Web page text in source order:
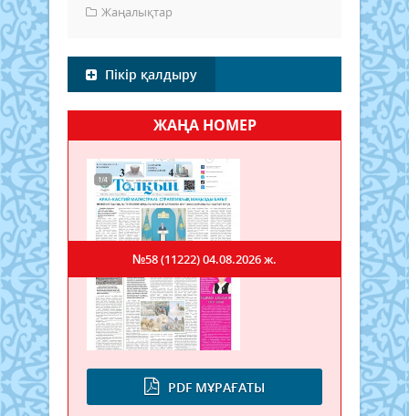
Жаңалықтар
Пікір қалдыру
ЖАҢА НОМЕР
PDF МҰРАҒАТЫ
№58 (11222)04.08.2026 ж.